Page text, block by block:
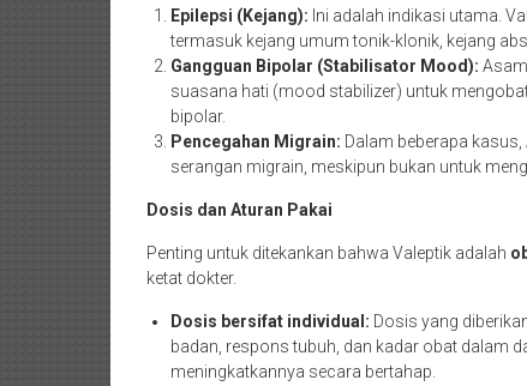
Epilepsi (Kejang): Ini adalah indikasi utama.
termasuk kejang umum tonik-klonik, kejang
Gangguan Bipolar (Stabilisator Mood):
suasana hati (mood stabilizer) untuk
bipolar.
Pencegahan Migrain: Dalam beberapa
serangan migrain, meskipun bukan untuk
Dosis dan Aturan Pakai
Penting untuk ditekankan bahwa Valeptik adalah
ketat dokter.
Dosis bersifat individual: Dosis yang
badan, respons tubuh, dan kadar obat dalam
meningkatkannya secara bertahap.